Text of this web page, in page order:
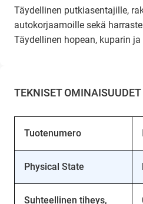
Täydellinen putkiasentajille,
autokorjaamoille sekä
Täydellinen hopean, kuparin
TEKNISET OMINAISUUDET
Tuotenumero
Physical State
Suhteellinen tiheys,